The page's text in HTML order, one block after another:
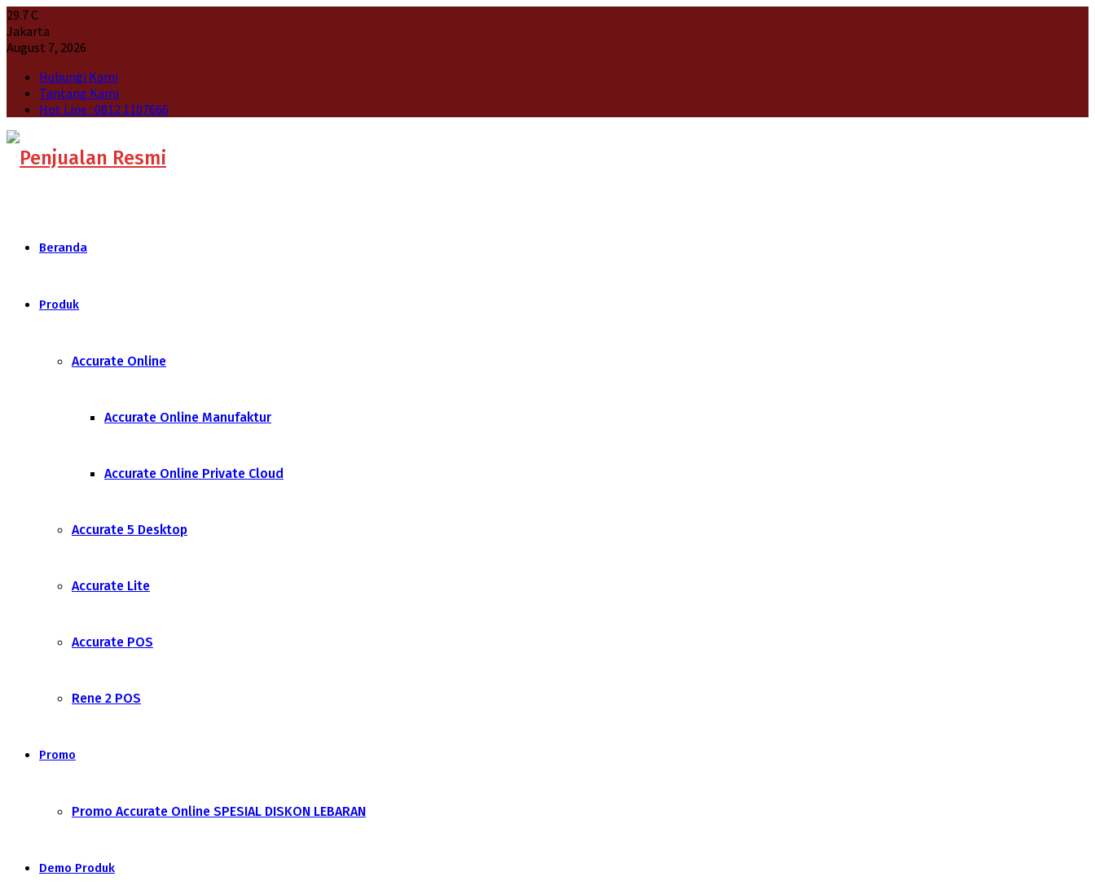
29.7C
Jakarta
August 7, 2026
Hubungi Kami
Tantang Kami
Hot Line : 0812 1107666
Beranda
Produk
Accurate Online
Accurate Online Manufaktur
Accurate Online Private Cloud
Accurate 5 Desktop
Accurate Lite
Accurate POS
Rene 2 POS
Promo
Promo Accurate Online SPESIAL DISKON LEBARAN
Demo Produk